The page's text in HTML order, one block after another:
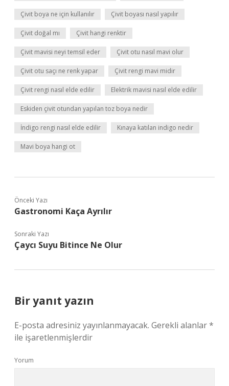
Çivit boya ne için kullanılır Çivit boyası nasıl yapılır
Çivit doğal mı Çivit hangi renktir
Çivit mavisi neyi temsil eder Çivit otu nasıl mavi olur
Çivit otu saçı ne renk yapar Çivit rengi mavi midir
Çivit rengi nasıl elde edilir Elektrik mavisi nasıl elde edilir
Eskiden çivit otundan yapılan toz boya nedir
İndigo rengi nasıl elde edilir Kınaya katılan indigo nedir
Mavi boya hangi ot
Önceki Yazı
Gastronomi Kaça Ayrılır
Sonraki Yazı
Çaycı Suyu Bitince Ne Olur
Bir yanıt yazın
E-posta adresiniz yayınlanmayacak. Gerekli alanlar*
ile işaretlenmişlerdir
Yorum